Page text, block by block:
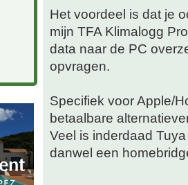
Het voordeel is dat je
mijn TFA Klimalogg
data naar de PC
opvragen.
Specifiek voor Apple/
betaalbare
Veel is inderdaad
danwel een